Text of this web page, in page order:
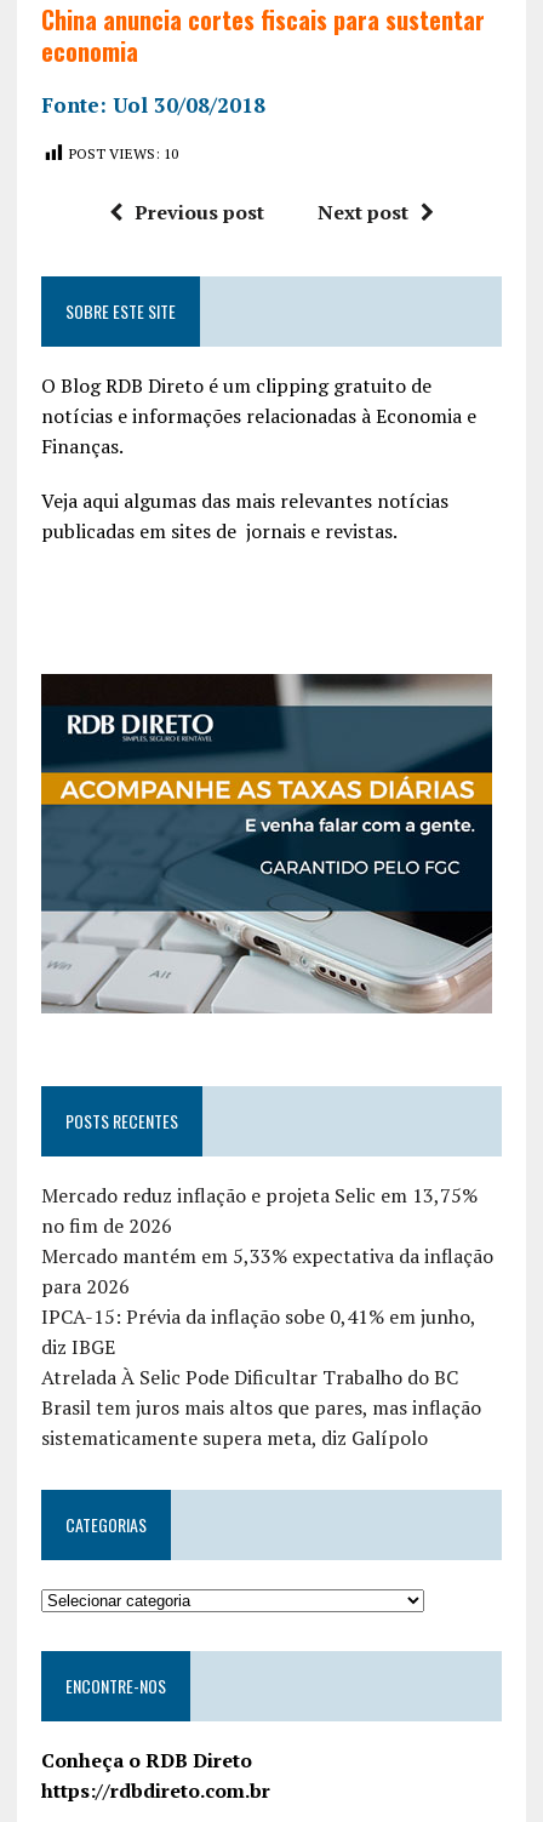
China anuncia cortes fiscais para sustentar
economia
Fonte: Uol 30/08/2018
POST VIEWS: 10
Previous post Next post
SOBRE ESTE SITE
O Blog RDB Direto é um clipping gratuito de
notícias e informações relacionadas à Economia e
Finanças.
Veja aqui algumas das mais relevantes notícias
publicadas em sites de jornais e revistas.
POSTS RECENTES
Mercado reduz inflação e projeta Selic em 13,75%
no fim de 2026
Mercado mantém em 5,33% expectativa da inflação
para 2026
IPCA-15: Prévia da inflação sobe 0,41% em junho,
diz IBGE
Atrelada À Selic Pode Dificultar Trabalho do BC
Brasil tem juros mais altos que pares, mas inflação
sistematicamente supera meta, diz Galípolo
CATEGORIAS
ENCONTRE-NOS
Conheça o RDB Direto
https://rdbdireto.com.br